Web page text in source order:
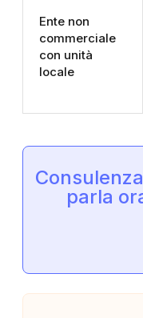
Ente non
commerciale
con unità
locale
parla